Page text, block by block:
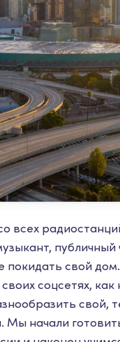
всех
свой
соцсетях,
свой,
начали